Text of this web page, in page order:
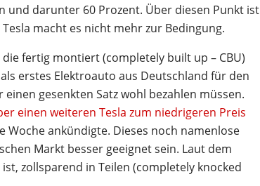
und darunter 60 Prozent. Über diesen Punkt ist
macht es nicht mehr zur Bedingung.
fertig montiert (completely built up – CBU)
erstes Elektroauto aus Deutschland für den
gesenkten Satz wohl bezahlen müssen.
einen weiteren Tesla zum niedrigeren Preis
Woche ankündigte. Dieses noch namenlose
Markt besser geeignet sein. Laut dem
zollsparend in Teilen (completely knocked